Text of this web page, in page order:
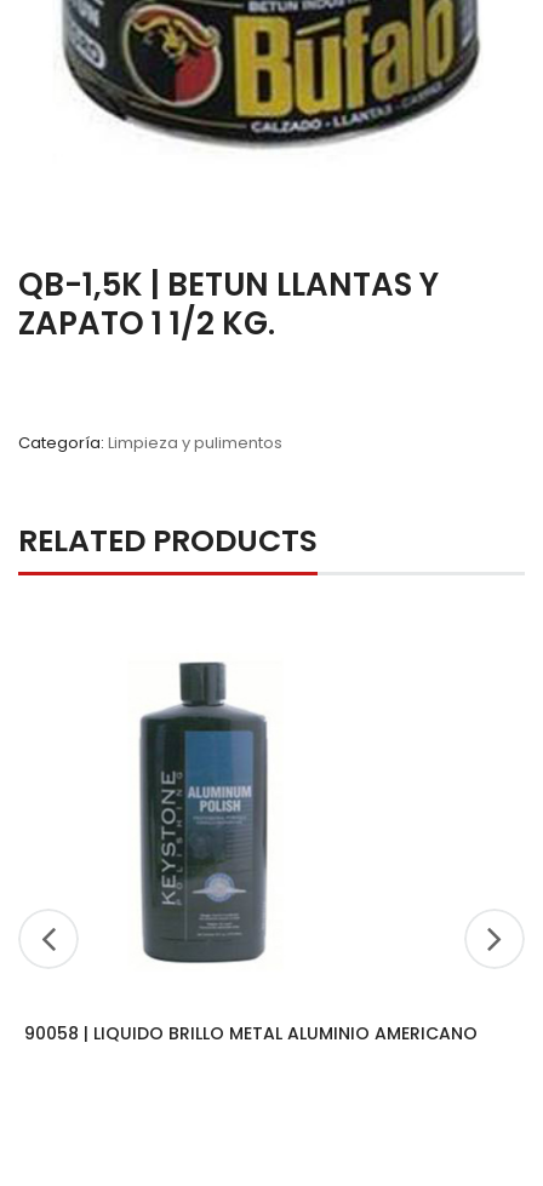
QB-1,5K | BETUN LLANTAS Y
ZAPATO 1 1/2 KG.
Categoría: Limpieza y pulimentos
RELATED PRODUCTS
90058 | LIQUIDO BRILLO METAL ALUMINIO AMERICANO